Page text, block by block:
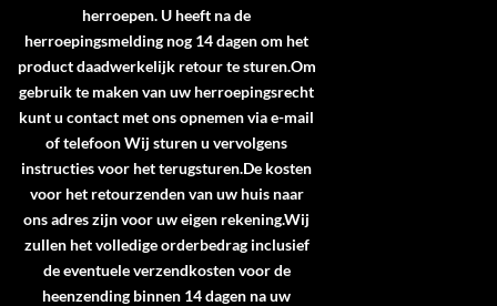
herroepen. U heeft na de
herroepingsmelding nog 14 dagen om het
product daadwerkelijk retour te sturen.Om
gebruik te maken van uw herroepingsrecht
kunt u contact met ons opnemen via e-mail
of telefoon Wij sturen u vervolgens
instructies voor het terugsturen.De kosten
voor het retourzenden van uw huis naar
ons adres zijn voor uw eigen rekening.Wij
zullen het volledige orderbedrag inclusief
de eventuele verzendkosten voor de
heenzending binnen 14 dagen na uw